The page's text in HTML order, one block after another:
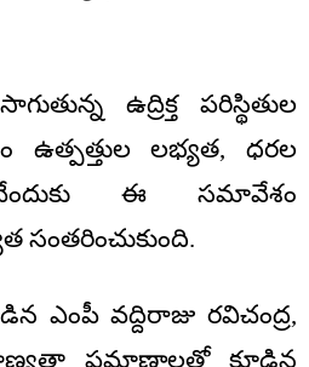
ఉద్రిక్త పరిస్థితుల
ఉత్పత్తుల లభ్యత, ధరల
ఈ సమావేశం
సంతరించుకుంది.
ఎంపీ వద్దిరాజు రవిచంద్ర,
ప్రమాణాలతో కూడిన